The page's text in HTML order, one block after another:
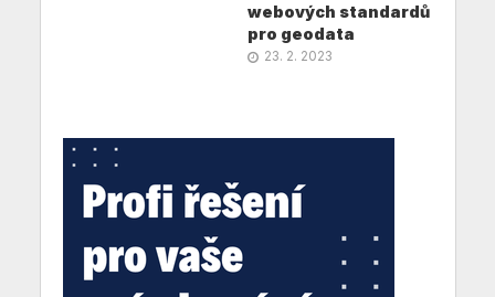
webových standardů
pro geodata
23. 2. 2023